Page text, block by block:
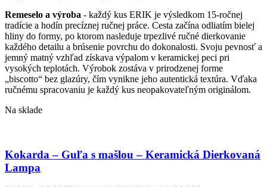
Remeselo a výroba - každý kus ERIK je výsledkom 15-ročnej
tradície a hodín precíznej ručnej práce. Cesta začína odliatím bielej
hliny do formy, po ktorom nasleduje trpezlivé ručné dierkovanie
každého detailu a brúsenie povrchu do dokonalosti. Svoju pevnosť a
jemný matný vzhľad získava výpalom v keramickej peci pri
vysokých teplotách. Výrobok zostáva v prirodzenej forme
„biscotto“ bez glazúry, čím vynikne jeho autentická textúra. Vďaka
ručnému spracovaniu je každý kus neopakovateľným originálom.
Na sklade
Kokarda – Guľa s mašlou – Keramická Dierkovaná
Lampa